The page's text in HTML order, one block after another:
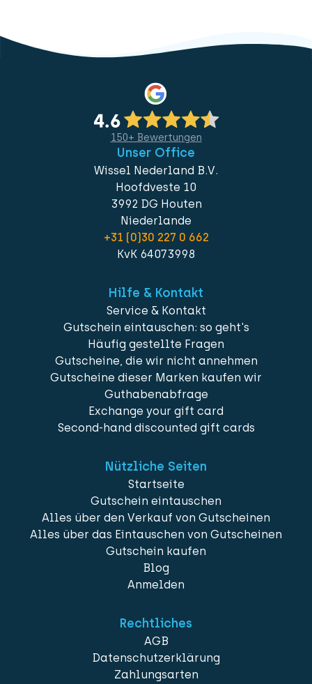
150+ Bewertungen
Unser Office
Wissel Nederland B.V.
Hoofdveste 10
3992 DG Houten
Niederlande
+31 (0)30 227 0 662
KvK 64073998
Hilfe & Kontakt
Service & Kontakt
Gutschein eintauschen: so geht's
Häufig gestellte Fragen
Gutscheine, die wir nicht annehmen
Gutscheine dieser Marken kaufen wir
Guthabenabfrage
Exchange your gift card
Second-hand discounted gift cards
Nützliche Seiten
Startseite
Gutschein eintauschen
Alles über den Verkauf von Gutscheinen
Alles über das Eintauschen von Gutscheinen
Gutschein kaufen
Blog
Anmelden
Rechtliches
AGB
Datenschutzerklärung
Zahlungsarten